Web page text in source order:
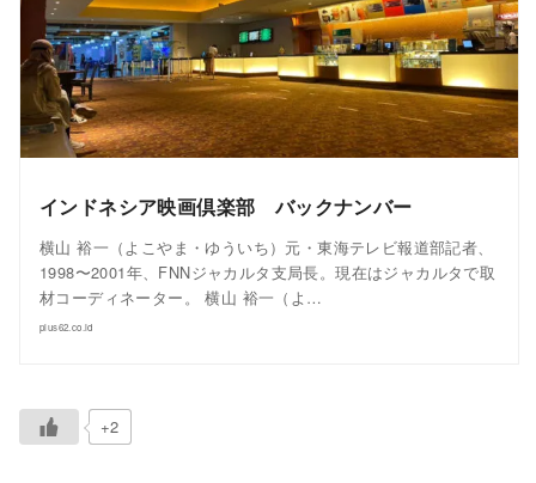
インドネシア映画倶楽部 バックナンバー
横山 裕一（よこやま・ゆういち）元・東海テレビ報道部記者、
1998〜2001年、FNNジャカルタ支局長。現在はジャカルタで取
材コーディネーター。 横山 裕一（よ…
plus62.co.id
+2